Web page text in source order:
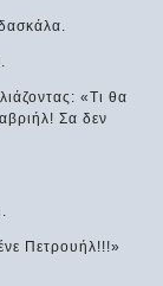
«Τι θα
Σα δεν
Πετρουήλ!!!»